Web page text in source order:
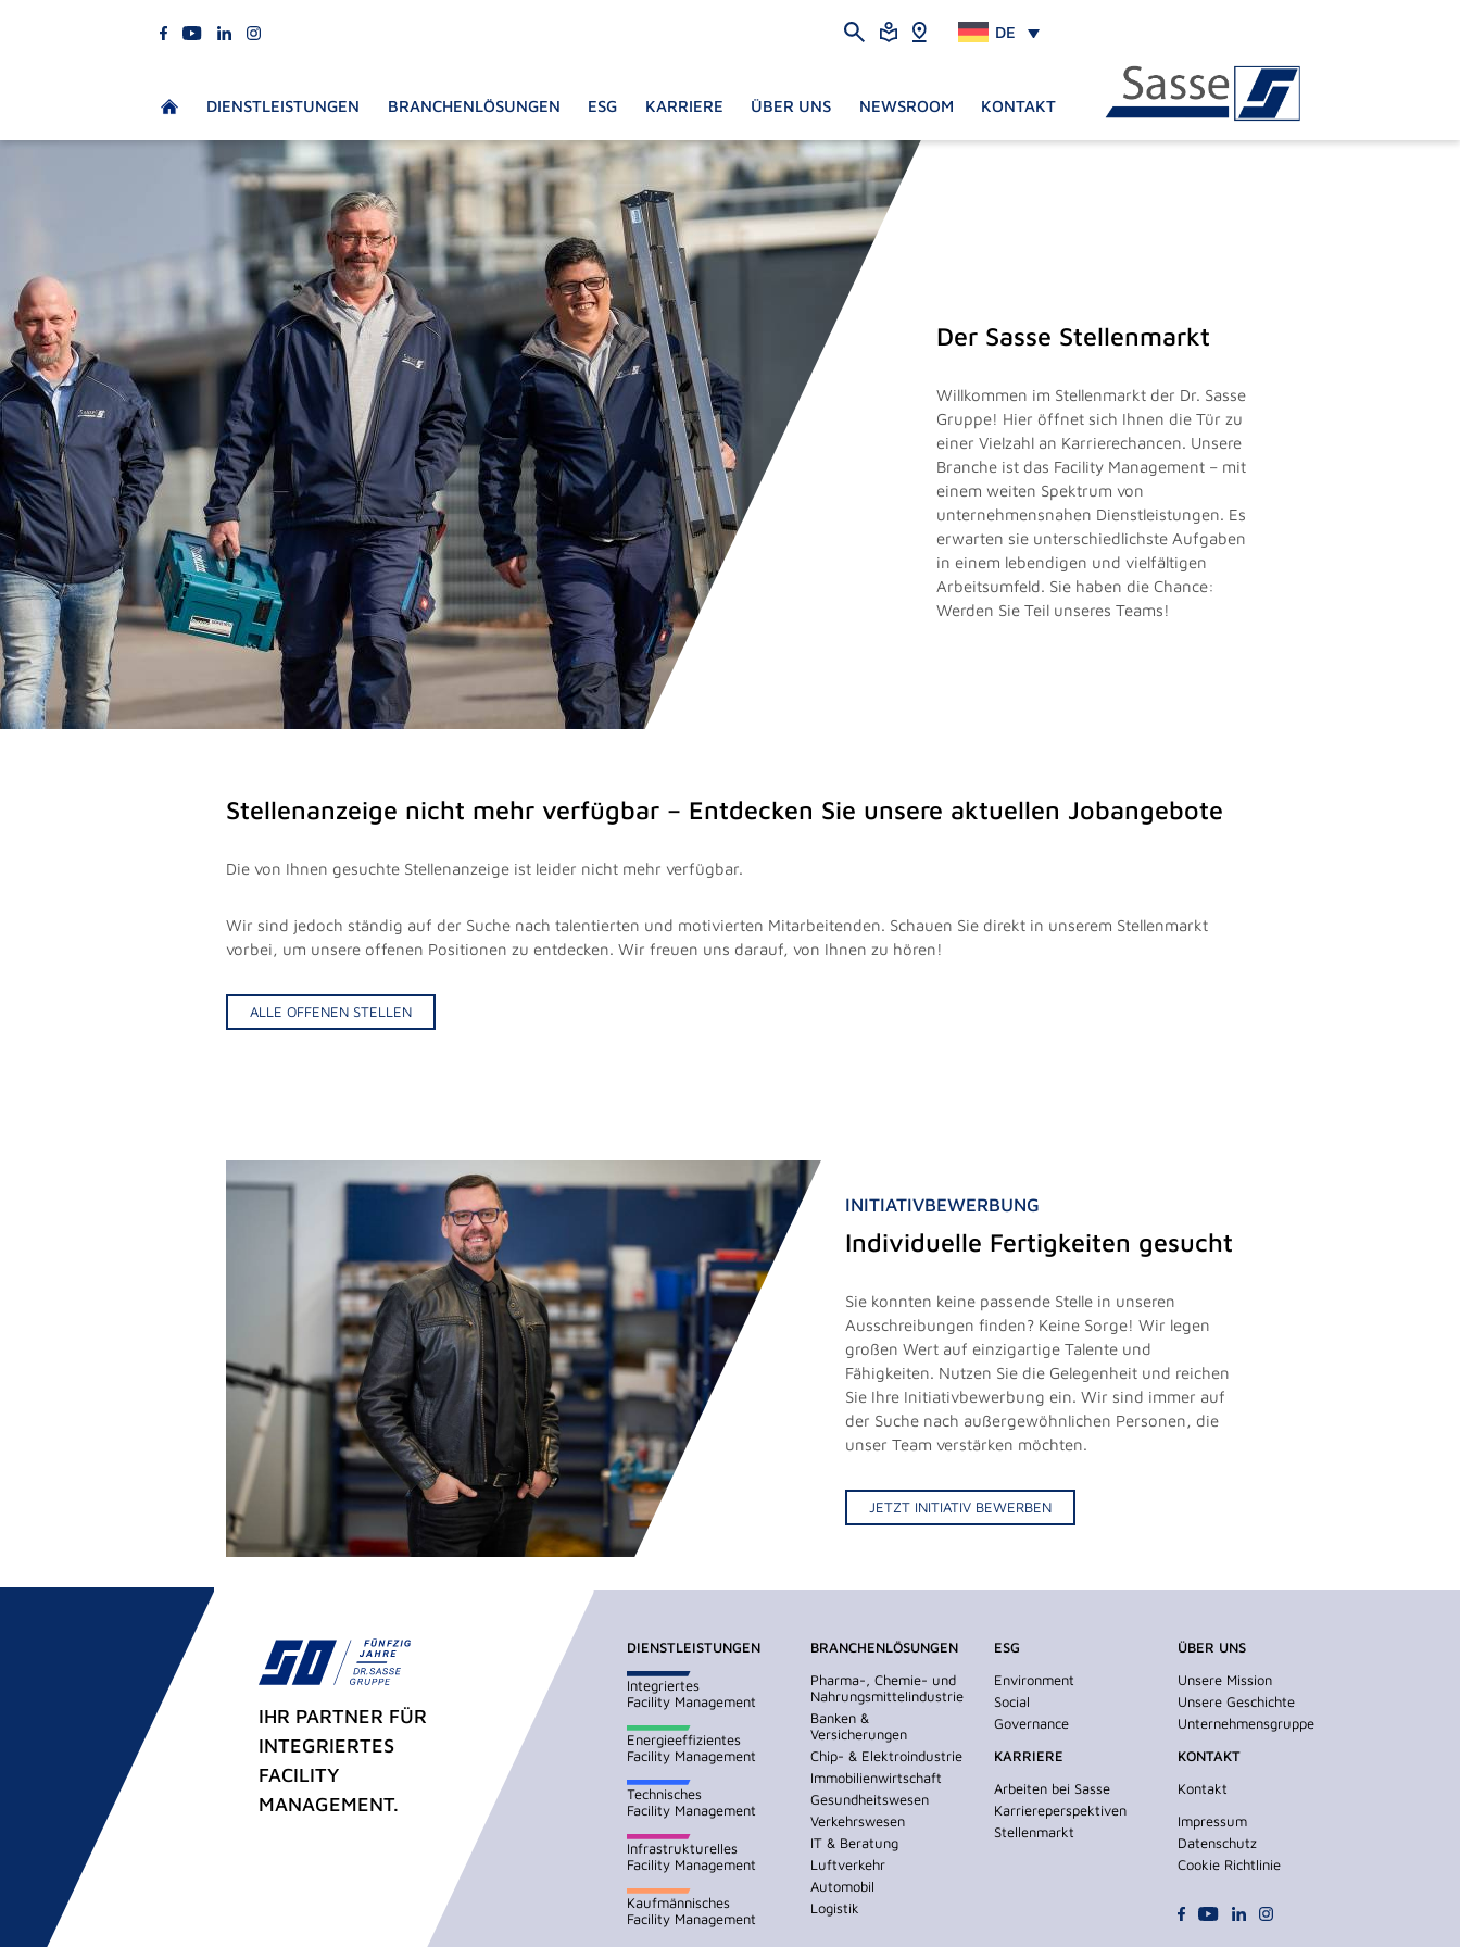
DE
DIENSTLEISTUNGEN BRANCHENLÖSUNGEN ESG KARRIERE ÜBER UNS NEWSROOM KONTAKT
Der Sasse Stellenmarkt
Willkommen im Stellenmarkt der Dr. Sasse
Gruppe! Hier öffnet sich Ihnen die Tür zu
einer Vielzahl an Karrierechancen. Unsere
Branche ist das Facility Management – mit
einem weiten Spektrum von
unternehmensnahen Dienstleistungen. Es
erwarten sie unterschiedlichste Aufgaben
in einem lebendigen und vielfältigen
Arbeitsumfeld. Sie haben die Chance:
Werden Sie Teil unseres Teams!
Stellenanzeige nicht mehr verfügbar – Entdecken Sie unsere aktuellen Jobangebote
Die von Ihnen gesuchte Stellenanzeige ist leider nicht mehr verfügbar.
Wir sind jedoch ständig auf der Suche nach talentierten und motivierten Mitarbeitenden. Schauen Sie direkt in unserem Stellenmarkt
vorbei, um unsere offenen Positionen zu entdecken. Wir freuen uns darauf, von Ihnen zu hören!
ALLE OFFENEN STELLEN
INITIATIVBEWERBUNG
Individuelle Fertigkeiten gesucht
Sie konnten keine passende Stelle in unseren
Ausschreibungen finden? Keine Sorge! Wir legen
großen Wert auf einzigartige Talente und
Fähigkeiten. Nutzen Sie die Gelegenheit und reichen
Sie Ihre Initiativbewerbung ein. Wir sind immer auf
der Suche nach außergewöhnlichen Personen, die
unser Team verstärken möchten.
JETZT INITIATIV BEWERBEN
IHR PARTNER FÜR
INTEGRIERTES
FACILITY
MANAGEMENT.
DIENSTLEISTUNGEN
Integriertes
Facility Management
Energieeffizientes
Facility Management
Technisches
Facility Management
Infrastrukturelles
Facility Management
Kaufmännisches
Facility Management
BRANCHENLÖSUNGEN
Pharma-, Chemie- und
Nahrungsmittelindustrie
Banken &
Versicherungen
Chip- & Elektroindustrie
Immobilienwirtschaft
Gesundheitswesen
Verkehrswesen
IT & Beratung
Luftverkehr
Automobil
Logistik
ESG
Environment
Social
Governance
KARRIERE
Arbeiten bei Sasse
Karriereperspektiven
Stellenmarkt
ÜBER UNS
Unsere Mission
Unsere Geschichte
Unternehmensgruppe
KONTAKT
Kontakt
Impressum
Datenschutz
Cookie Richtlinie